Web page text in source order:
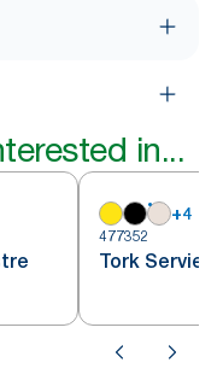
in...
+4
477352
Tork